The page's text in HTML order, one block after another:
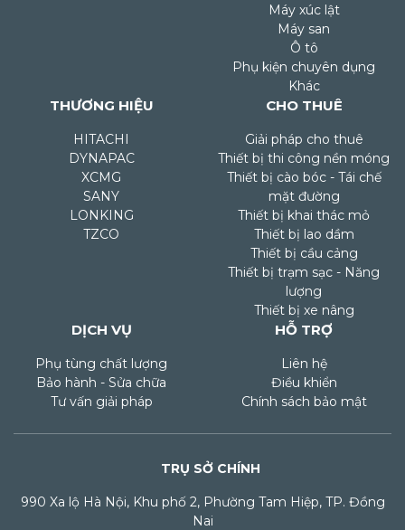
Máy xúc lật
Máy san
Ô tô
Phụ kiện chuyên dụng
Khác
THƯƠNG HIỆU
HITACHI
DYNAPAC
XCMG
SANY
LONKING
TZCO
CHO THUÊ
Giải pháp cho thuê
Thiết bị thi công nền móng
Thiết bị cào bóc - Tái chế
mặt đường
Thiết bị khai thác mỏ
Thiết bị lao dầm
Thiết bị cầu cảng
Thiết bị trạm sạc - Năng
lượng
Thiết bị xe nâng
DỊCH VỤ
Phụ tùng chất lượng
Bảo hành - Sửa chữa
Tư vấn giải pháp
HỖ TRỢ
Liên hệ
Điều khiển
Chính sách bảo mật
TRỤ SỞ CHÍNH
990 Xa lộ Hà Nội, Khu phố 2, Phường Tam Hiệp, TP. Đồng
Nai